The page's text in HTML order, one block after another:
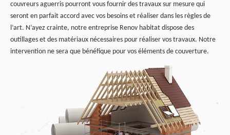
couvreurs aguerris pourront vous fournir des travaux sur mesure qui
seront en parfait accord avec vos besoins et réaliser dans les règles de
l’art. N’ayez crainte, notre entreprise Renov habitat dispose des
outillages et des matériaux nécessaires pour réaliser vos travaux. Notre
intervention ne sera que bénéfique pour vos éléments de couverture.